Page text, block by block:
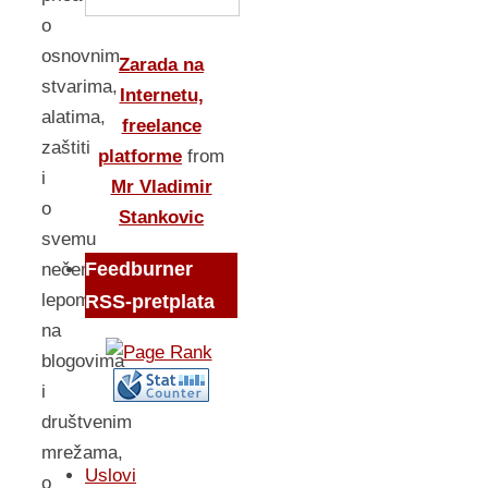
o
osnovnim
stvarima,
alatima,
zaštiti
i
o
svemu
nečem
lepom
na
blogovima
i
društvenim
mrežama,
o
Zarada na
Internetu,
freelance
platforme from
Mr Vladimir
Stankovic
Feedburner
RSS-pretplata
Uslovi